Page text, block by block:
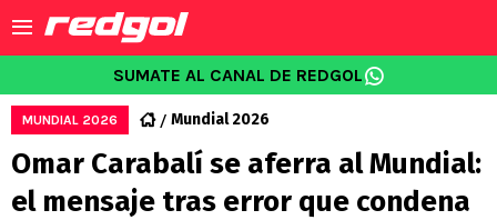
SUMATE AL CANAL DE REDGOL
MUNDIAL 2026 Mundial 2026
Omar Carabalí se aferra al Mundial:
el mensaje tras error que condena